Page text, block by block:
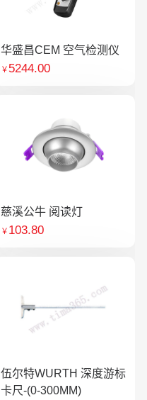
华盛昌CEM 空气检测仪
￥ 5244.00
慈溪公牛 阅读灯
￥ 103.80
伍尔特WURTH 深度游标
卡尺-(0-300MM)